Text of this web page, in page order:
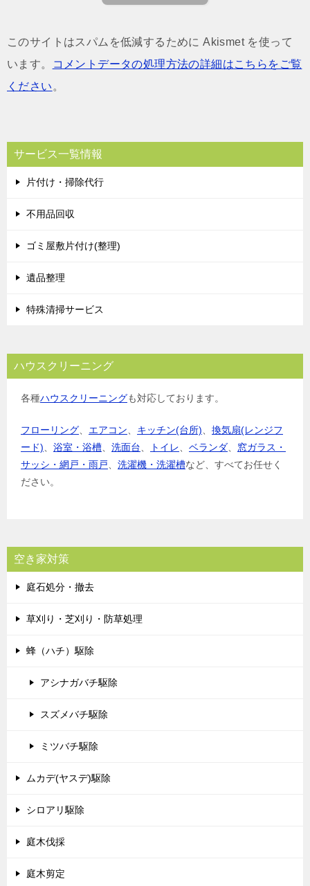
このサイトはスパムを低減するために Akismet を使って
います。
コメントデータの処理方法の詳細はこちらをご覧
ください。
サービス一覧情報
片付け・掃除代行
不用品回収
ゴミ屋敷片付け(整理)
遺品整理
特殊清掃サービス
ハウスクリーニング
各種ハウスクリーニングも対応しております。
フローリング、 エアコン、 キッチン(台所)、 換気扇(レンジフ
ード)、 浴室・浴槽、 洗面台、 トイレ、 ベランダ、 窓ガラス・
サッシ・網戸・雨戸、 洗濯機・洗濯槽など、すべてお任せく
ださい。
空き家対策
庭石処分・撤去
草刈り・芝刈り・防草処理
蜂（ハチ）駆除
アシナガバチ駆除
スズメバチ駆除
ミツバチ駆除
ムカデ(ヤスデ)駆除
シロアリ駆除
庭木伐採
庭木剪定